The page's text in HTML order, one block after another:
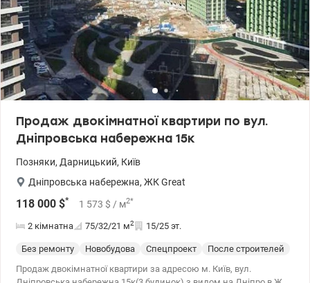
Продаж двокімнатної квартири по вул.
Дніпровська набережна 15к
Позняки, Дарницький, Київ
Дніпровська набережна, ЖК Great
118 000 $* 1 573 $ / м2*
2 кімнатна 75/32/21 м2 15/25 эт.
Без ремонту Новобудова Спецпроект
После строителей
Продаж двокімнатної квартири за адресою м. Київ, вул.